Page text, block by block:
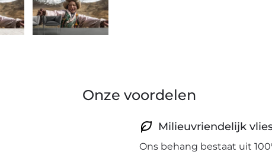
Onze voordelen
Milieuvriendelijk
Ons behang bestaat uit